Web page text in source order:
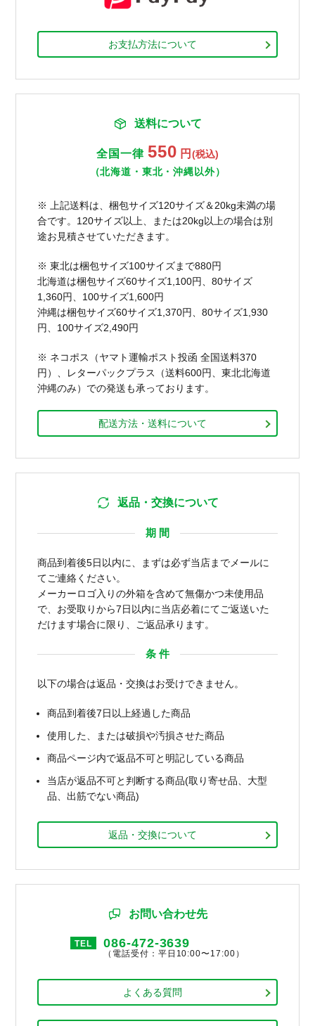
お支払方法について
送料について
全国一律 550 円 (税込)
（北海道・東北・沖縄以外）
※ 上記送料は、梱包サイズ120サイズ＆20kg未満の場
合です。120サイズ以上、または20kg以上の場合は別
途お見積させていただきます。
※ 東北は梱包サイズ100サイズまで880円
北海道は梱包サイズ60サイズ1,100円、80サイズ
1,360円、100サイズ1,600円
沖縄は梱包サイズ60サイズ1,370円、80サイズ1,930
円、100サイズ2,490円
※ ネコポス（ヤマト運輸ポスト投函 全国送料370
円）、レターパックプラス（送料600円、東北北海道
沖縄のみ）での発送も承っております。
配送方法・送料について
返品・交換について
期 間
商品到着後5日以内に、まずは必ず当店までメールに
てご連絡ください。
メーカーロゴ入りの外箱を含めて無傷かつ未使用品
で、お受取りから7日以内に当店必着にてご返送いた
だけます場合に限り、ご返品承ります。
条 件
以下の場合は返品・交換はお受けできません。
商品到着後7日以上経過した商品
使用した、または破損や汚損させた商品
商品ページ内で返品不可と明記している商品
当店が返品不可と判断する商品(取り寄せ品、大型
品、出筋でない商品)
返品・交換について
お問い合わせ先
TEL 086-472-3639
（電話受付：平日10:00〜17:00）
よくある質問